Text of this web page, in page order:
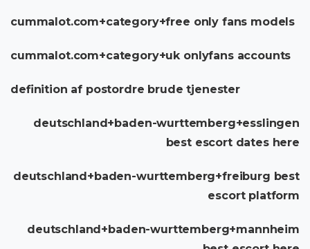
cummalot.com+category+free only fans models
cummalot.com+category+uk onlyfans accounts
definition af postordre brude tjenester
deutschland+baden-wurttemberg+esslingen
best escort dates here
deutschland+baden-wurttemberg+freiburg best
escort platform
deutschland+baden-wurttemberg+mannheim